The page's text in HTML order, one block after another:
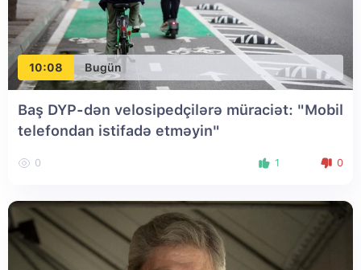
10:08 Bugün
Baş DYP-dən velosipedçilərə müraciət: "Mobil
telefondan istifadə etməyin"
0 1 0